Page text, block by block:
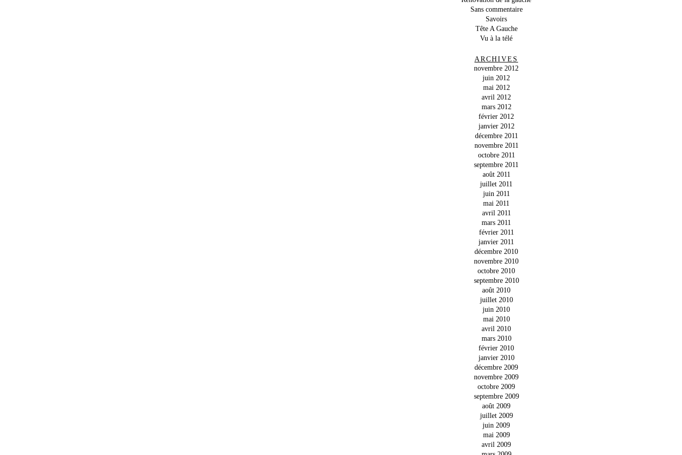
Sans commentaire
Savoirs
Tête A Gauche
Vu à la télé
ARCHIVES
novembre 2012
juin 2012
mai 2012
avril 2012
mars 2012
février 2012
janvier 2012
décembre 2011
novembre 2011
octobre 2011
septembre 2011
août 2011
juillet 2011
juin 2011
mai 2011
avril 2011
mars 2011
février 2011
janvier 2011
décembre 2010
novembre 2010
octobre 2010
septembre 2010
août 2010
juillet 2010
juin 2010
mai 2010
avril 2010
mars 2010
février 2010
janvier 2010
décembre 2009
novembre 2009
octobre 2009
septembre 2009
août 2009
juillet 2009
juin 2009
mai 2009
avril 2009